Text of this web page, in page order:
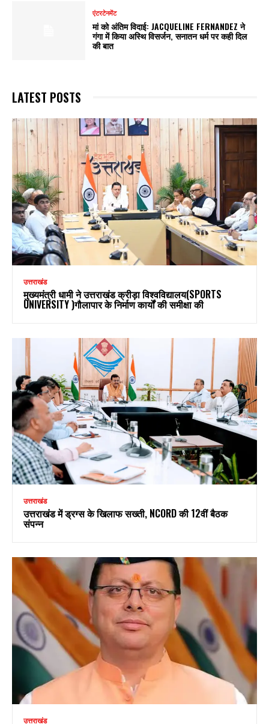
एंटरटेनमेंट
मां को अंतिम विदाई: JACQUELINE FERNANDEZ ने
गंगा में किया अस्थि विसर्जन, सनातन धर्म पर कही दिल
की बात
LATEST POSTS
उत्तराखंड
मुख्यमंत्री धामी ने उत्तराखंड क्रीड़ा विश्वविद्यालय(SPORTS
UNIVERSITY )गौलापार के निर्माण कार्यों की समीक्षा की
उत्तराखंड
उत्तराखंड में ड्रग्स के खिलाफ सख्ती, NCORD की 12वीं बैठक
संपन्न
उत्तराखंड